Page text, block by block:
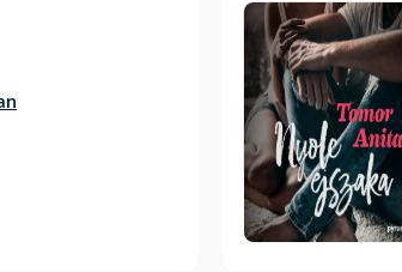
Hallgass bele